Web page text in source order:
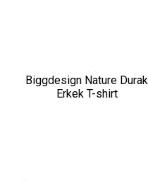
Biggdesign Nature Durak
Erkek T-shirt